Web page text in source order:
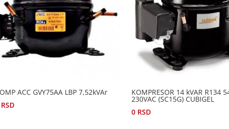
ACC GVY75AA LBP 7,52kVAr
RSD
KOMPRESOR 14 kVAR R134
230VAC (SC15G) CUBIGEL
0 RSD